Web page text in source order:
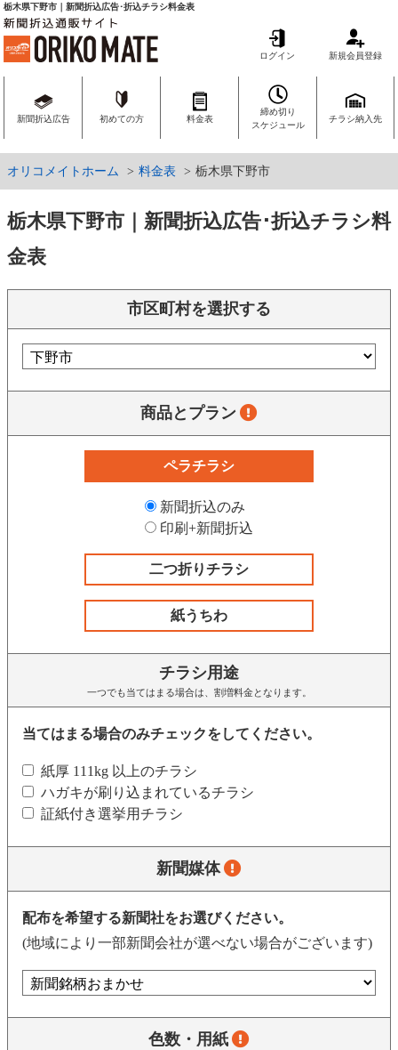
栃木県下野市｜新聞折込広告･折込チラシ料金表
ログイン 新規会員登録
新聞折込広告 初めての方 料金表
締め切り
スケジュール
チラシ納入先
オリコメイトホーム 料金表 栃木県下野市
栃木県下野市｜新聞折込広告･折込チラシ料
金表
市区町村を選択する
商品とプラン
ペラチラシ
新聞折込のみ
印刷+新聞折込
二つ折りチラシ
紙うちわ
チラシ用途
一つでも当てはまる場合は、割増料金となります。
当てはまる場合のみチェックをしてください。
紙厚 111kg 以上のチラシ
ハガキが刷り込まれているチラシ
証紙付き選挙用チラシ
新聞媒体
配布を希望する新聞社をお選びください。
(地域により一部新聞会社が選べない場合がございます)
色数・用紙